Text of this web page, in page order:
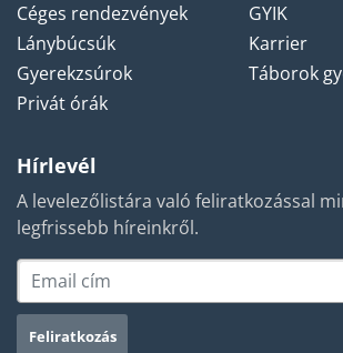
Céges rendezvények
GYIK
Lánybúcsúk
Karrier
Gyerekzsúrok
Táborok
Privát órák
Hírlevél
A levelezőlistára való feliratkozással
legfrissebb híreinkről.